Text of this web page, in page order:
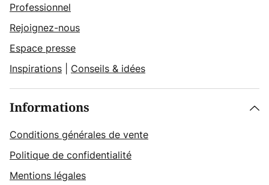
Professionnel
Rejoignez-nous
Espace presse
Inspirations
Conseils & idées
Informations
Conditions générales de vente
Politique de confidentialité
Mentions légales